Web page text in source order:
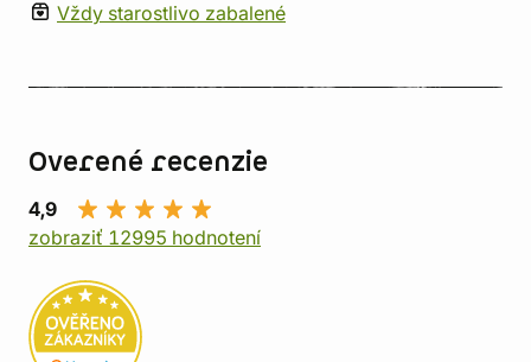
Vždy starostlivo zabalené
Overené recenzie
4,9
zobraziť 12995 hodnotení